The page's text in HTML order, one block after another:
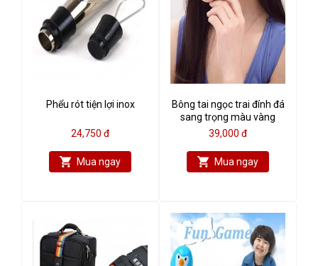
Phểu rót tiện lợi inox
24,750 đ
Mua ngay
Bông tai ngọc trai đính đá
sang trọng màu vàng
39,000 đ
Mua ngay